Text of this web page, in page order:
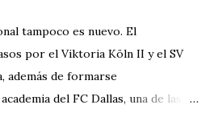
tampoco es nuevo. El
por el Viktoria Köln II y el SV
además de formarse
del FC Dallas, una de las